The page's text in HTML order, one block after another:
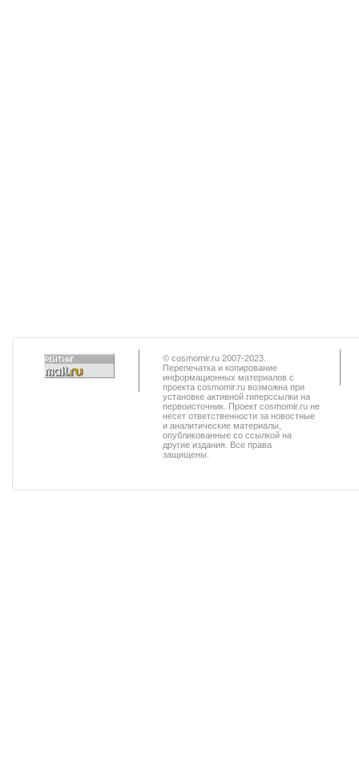
© cosmomir.ru 2007-2023.
Перепечатка и копирование
информационных материалов с
проекта cosmomir.ru возможна при
установке активной гиперссылки на
первоисточник. Проект cosmomir.ru не
несет ответственности за новостные
и аналитические материалы,
опубликованные со ссылкой на
другие издания. Все права
защищены.